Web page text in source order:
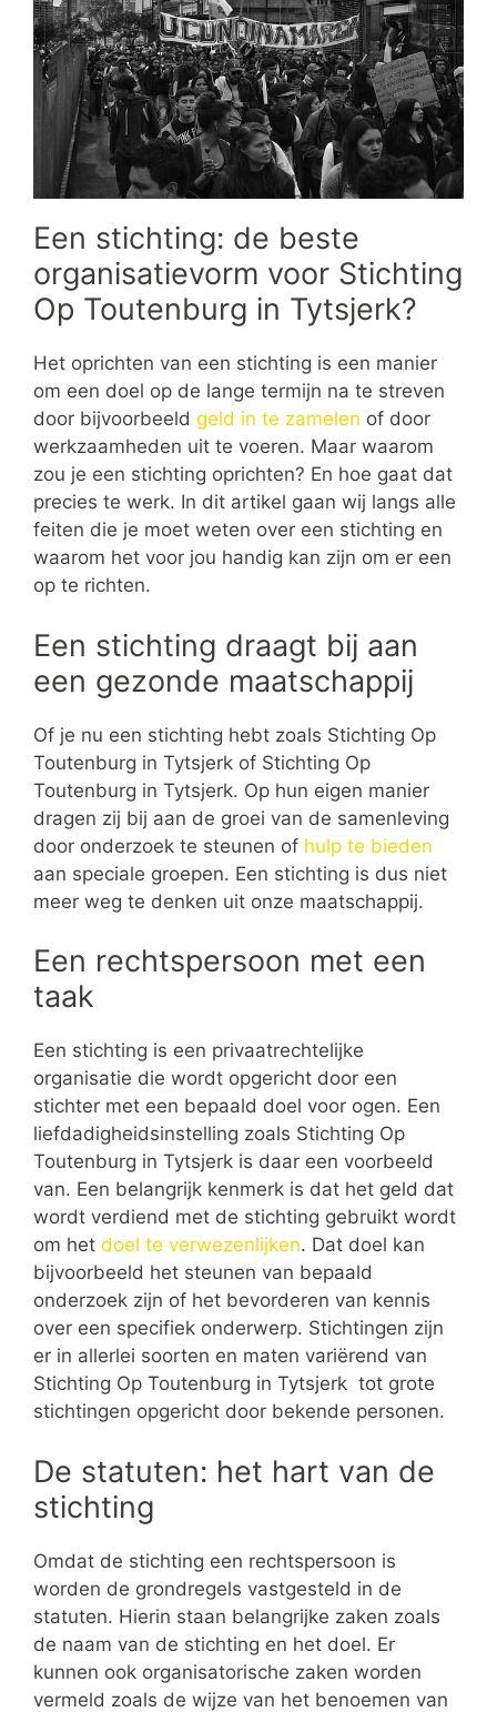
Een stichting: de beste
organisatievorm voor Stichting
Op Toutenburg in Tytsjerk?
Het oprichten van een stichting is een manier
om een doel op de lange termijn na te streven
door bijvoorbeeld geld in te zamelen of door
werkzaamheden uit te voeren. Maar waarom
zou je een stichting oprichten? En hoe gaat dat
precies te werk. In dit artikel gaan wij langs alle
feiten die je moet weten over een stichting en
waarom het voor jou handig kan zijn om er een
op te richten.
Een stichting draagt bij aan
een gezonde maatschappij
Of je nu een stichting hebt zoals Stichting Op
Toutenburg in Tytsjerk of Stichting Op
Toutenburg in Tytsjerk. Op hun eigen manier
dragen zij bij aan de groei van de samenleving
door onderzoek te steunen of hulp te bieden
aan speciale groepen. Een stichting is dus niet
meer weg te denken uit onze maatschappij.
Een rechtspersoon met een
taak
Een stichting is een privaatrechtelijke
organisatie die wordt opgericht door een
stichter met een bepaald doel voor ogen. Een
liefdadigheidsinstelling zoals Stichting Op
Toutenburg in Tytsjerk is daar een voorbeeld
van. Een belangrijk kenmerk is dat het geld dat
wordt verdiend met de stichting gebruikt wordt
om het doel te verwezenlijken. Dat doel kan
bijvoorbeeld het steunen van bepaald
onderzoek zijn of het bevorderen van kennis
over een specifiek onderwerp. Stichtingen zijn
er in allerlei soorten en maten variërend van
Stichting Op Toutenburg in Tytsjerk tot grote
stichtingen opgericht door bekende personen.
De statuten: het hart van de
stichting
Omdat de stichting een rechtspersoon is
worden de grondregels vastgesteld in de
statuten. Hierin staan belangrijke zaken zoals
de naam van de stichting en het doel. Er
kunnen ook organisatorische zaken worden
vermeld zoals de wijze van het benoemen van